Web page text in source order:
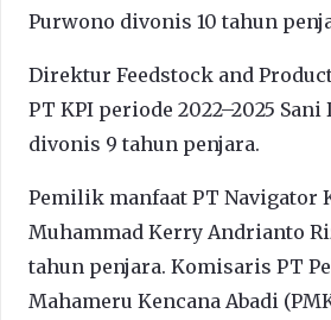
Purwono divonis 10 tahun
Direktur Feedstock and
PT KPI periode 2022–2025
divonis 9 tahun penjara.
Pemilik manfaat PT Navigator
Muhammad Kerry Andrianto
tahun penjara. Komisaris PT
Mahameru Kencana Abadi